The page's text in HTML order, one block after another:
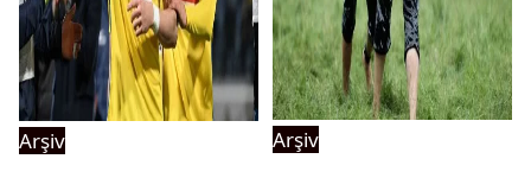
Arşiv
Arşiv